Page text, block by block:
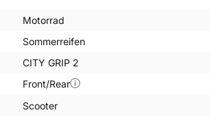
Motorrad
Sommerreifen
CITY GRIP 2
Front/Rear
Scooter